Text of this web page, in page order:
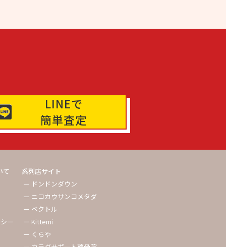
LINEで
簡単査定
て
ー
系列店サイト
ー ドンドンダウン
ー ニコカウサンコメタダ
ー ベクトル
ー Kittemi
ー くらや